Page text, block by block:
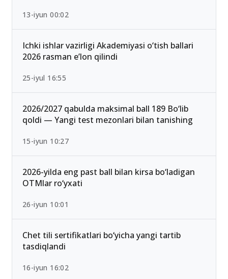
13-iyun 00:02
Ichki ishlar vazirligi Akademiyasi o‘tish ballari
2026 rasman e’lon qilindi
25-iyul 16:55
2026/2027 qabulda maksimal ball 189 Bo‘lib
qoldi — Yangi test mezonlari bilan tanishing
15-iyun 10:27
2026-yilda eng past ball bilan kirsa bo‘ladigan
OTMlar ro‘yxati
26-iyun 10:01
Chet tili sertifikatlari bo‘yicha yangi tartib
tasdiqlandi
16-iyun 16:02